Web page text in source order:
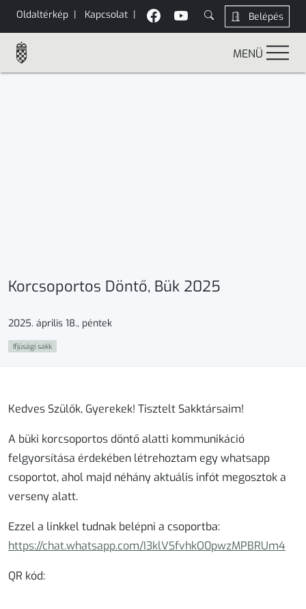
Oldaltérkép | Kapcsolat | Belépés
MENÜ
Korcsoportos Döntő, Bük 2025
2025. április 18., péntek
Ifjúsági sakk
Kedves Szülők, Gyerekek! Tisztelt Sakktársaim!
A büki korcsoportos döntő alatti kommunikáció
felgyorsítása érdekében létrehoztam egy whatsapp
csoportot, ahol majd néhány aktuális infót megosztok a
verseny alatt.
Ezzel a linkkel tudnak belépni a csoportba:
https://chat.whatsapp.com/I3klVSfvhkO0pwzMPBRUm4
QR kód: